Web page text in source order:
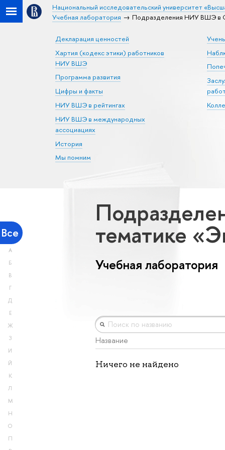
Национальный исследовательский университет
Учебная лаборатория
Подразделения НИУ ВШЭ в
Декларация ценностей
Хартия (кодекс этики) работников
НИУ ВШЭ
Программа развития
Цифры и факты
НИУ ВШЭ в рейтингах
НИУ ВШЭ в международных
ассоциациях
История
Мы помним
Все
А
Б
В
Г
Д
Е
Ж
З
И
Й
К
Л
М
Н
О
П
тематике
Учебная лаборатория
Название
Ничего не найдено